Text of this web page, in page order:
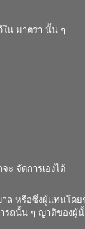
น มาตรา นั้น ๆ
ะ จัดการเองได้
ล หรือซึ่งผู้แทนโดย
รถนั้น ๆ ญาติของผู้